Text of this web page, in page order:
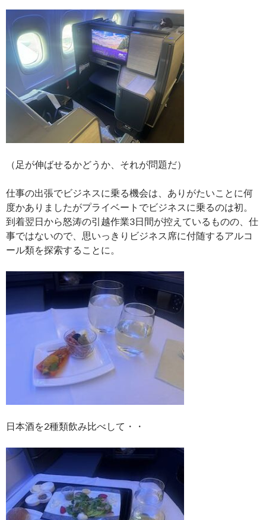
（足が伸ばせるかどうか、それが問題だ）
仕事の出張でビジネスに乗る機会は、ありがたいことに何
度かありましたがプライベートでビジネスに乗るのは初。
到着翌日から怒涛の引越作業3日間が控えているものの、仕
事ではないので、思いっきりビジネス席に付随するアルコ
ール類を探索することに。
日本酒を2種類飲み比べして・・